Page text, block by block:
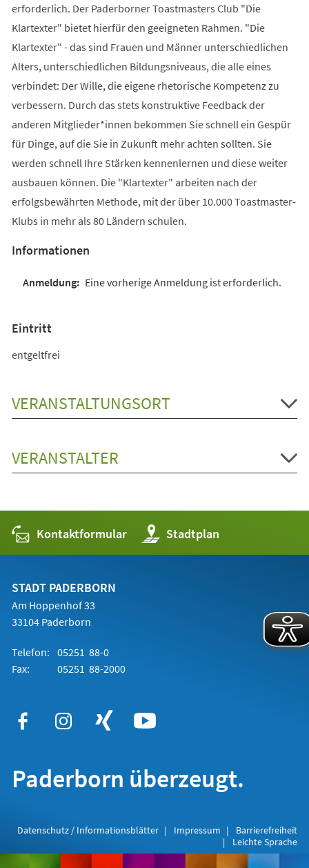
erforderlich. Der Paderborner Toastmasters Club "Die
Klartexter" bietet hierfür den geeigneten Rahmen. "Die
Klartexter" - das sind Frauen und Männer unterschiedlichen
Alters, unterschiedlichen Bildungsniveaus, die alle eines
verbindet: Der Wille, die eigene rhetorische Kompetenz zu
verbessern. Durch das stets konstruktive Feedback der
anderen Mitglieder*innen bekommen Sie schnell ein Gespür
für Dinge, auf die Sie in Zukunft mehr achten sollten. Sie
werden schnell Ihre Stärken kennenlernen und diese weiter
ausbauen können. Die "Klartexter" arbeiten nach der
erfolgsbewährten Methode, mit der über 10.000 Toastmaster-
Klubs in mehr als 80 Ländern schulen.
Informationen
Eine vorherige Anmeldung ist erforderlich.
Eintritt
entgeltfrei
VERANSTALTUNGSORT
VERANSTALTER
Kontaktformular Stadtplan
(Öffnet
in
einem
STADT PADERBORN
Am Hoppenhof 33
33104 Paderborn
Telefon: 05251 88-0
Fax:
05251 88-2000
Paderborn überzeugt.
Datenschutz / Informationsblätter Impressum
Barrierefreiheit
Leichte Sprache